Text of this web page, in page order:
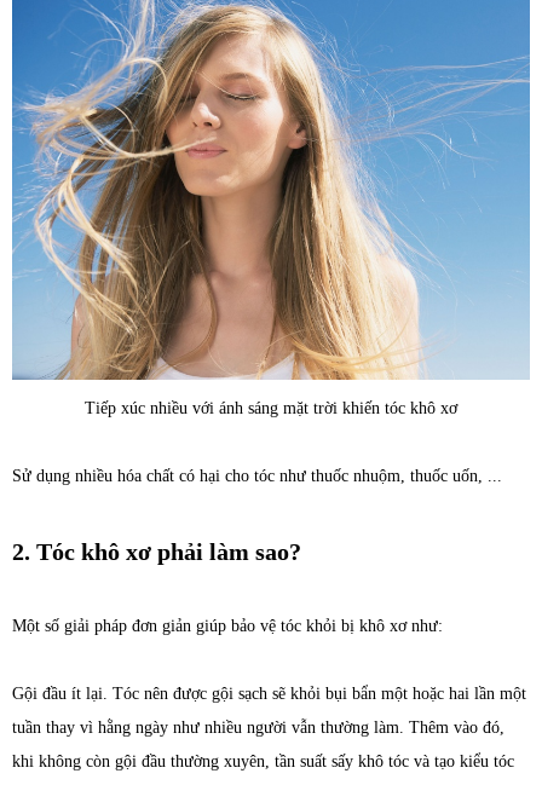
Tiếp xúc nhiều với ánh sáng mặt trời khiến tóc khô xơ
Sử dụng nhiều hóa chất có hại cho tóc như thuốc nhuộm, thuốc uốn, ...
2. Tóc khô xơ phải làm sao?
Một số giải pháp đơn giản giúp bảo vệ tóc khỏi bị khô xơ như:
Gội đầu ít lại. Tóc nên được gội sạch sẽ khỏi bụi bẩn một hoặc hai lần một
tuần thay vì hằng ngày như nhiều người vẫn thường làm. Thêm vào đó,
khi không còn gội đầu thường xuyên, tần suất sấy khô tóc và tạo kiểu tóc